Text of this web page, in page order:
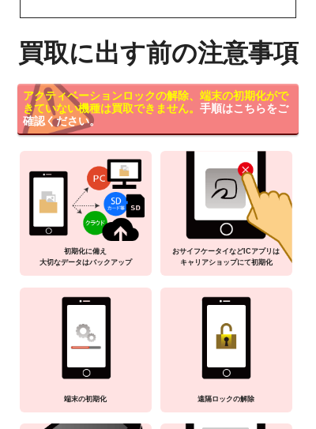
買取に出す前の注意事項
アクティベーションロックの解除、端末の初期化がで
きていない機種は買取できません。 手順はこちらをご
確認ください。
初期化に備え
大切なデータはバックアップ
おサイフケータイなどICアプリは
キャリアショップにて初期化
端末の初期化 遠隔ロックの解除